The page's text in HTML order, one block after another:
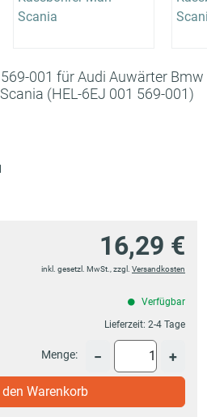
001 für Audi Auwärter Bmw
(HEL-6EJ 001 569-001)
16,29 €
inkl. gesetzl. MwSt., zzgl. Versandkosten
Verfügbar
Lieferzeit: 2-4 Tage
Menge: − +
den Warenkorb